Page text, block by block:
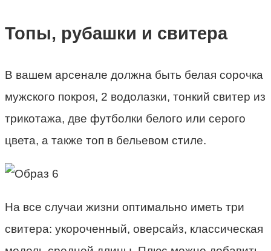
Топы, рубашки и свитера
В вашем арсенале должна быть белая сорочка
мужского покроя, 2 водолазки, тонкий свитер из
трикотажа, две футболки белого или серого
цвета, а также топ в бельевом стиле.
На все случаи жизни оптимально иметь три
свитера: укороченный, оверсайз, классическая